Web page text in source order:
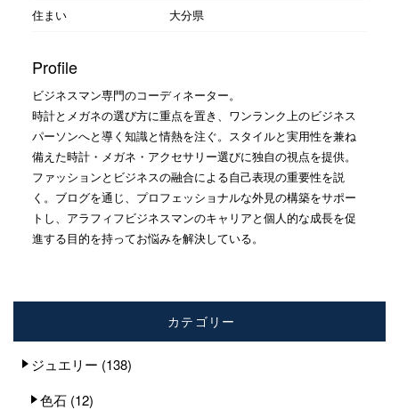
住まい
大分県
Profile
ビジネスマン専門のコーディネーター。
時計とメガネの選び方に重点を置き、ワンランク上のビジネス
パーソンへと導く知識と情熱を注ぐ。スタイルと実用性を兼ね
備えた時計・メガネ・アクセサリー選びに独自の視点を提供。
ファッションとビジネスの融合による自己表現の重要性を説
く。ブログを通じ、プロフェッショナルな外見の構築をサポー
トし、アラフィフビジネスマンのキャリアと個人的な成長を促
進する目的を持ってお悩みを解決している。
カテゴリー
ジュエリー (138)
色石 (12)